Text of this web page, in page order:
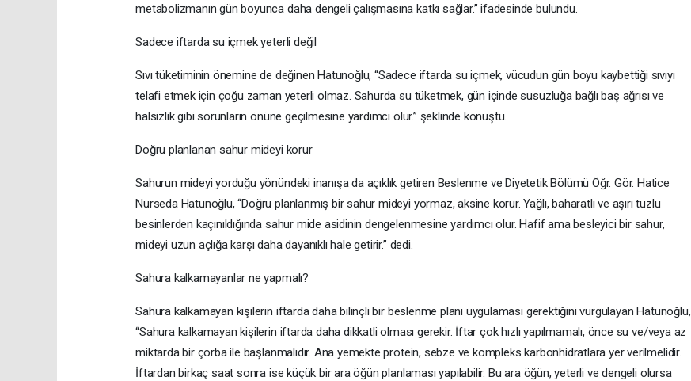
metabolizmanın gün boyunca daha dengeli çalışmasına katkı sağlar.” ifadesinde bulundu.
Sadece iftarda su içmek yeterli değil
Sıvı tüketiminin önemine de değinen Hatunoğlu, “Sadece iftarda su içmek, vücudun gün boyu kaybettiği sıvıyı
telafi etmek için çoğu zaman yeterli olmaz. Sahurda su tüketmek, gün içinde susuzluğa bağlı baş ağrısı ve
halsizlik gibi sorunların önüne geçilmesine yardımcı olur.” şeklinde konuştu.
Doğru planlanan sahur mideyi korur
Sahurun mideyi yorduğu yönündeki inanışa da açıklık getiren Beslenme ve Diyetetik Bölümü Öğr. Gör. Hatice
Nurseda Hatunoğlu, “Doğru planlanmış bir sahur mideyi yormaz, aksine korur. Yağlı, baharatlı ve aşırı tuzlu
besinlerden kaçınıldığında sahur mide asidinin dengelenmesine yardımcı olur. Hafif ama besleyici bir sahur,
mideyi uzun açlığa karşı daha dayanıklı hale getirir.” dedi.
Sahura kalkamayanlar ne yapmalı?
Sahura kalkamayan kişilerin iftarda daha bilinçli bir beslenme planı uygulaması gerektiğini vurgulayan Hatunoğlu,
“Sahura kalkamayan kişilerin iftarda daha dikkatli olması gerekir. İftar çok hızlı yapılmamalı, önce su ve/veya az
miktarda bir çorba ile başlanmalıdır. Ana yemekte protein, sebze ve kompleks karbonhidratlara yer verilmelidir.
İftardan birkaç saat sonra ise küçük bir ara öğün planlaması yapılabilir. Bu ara öğün, yeterli ve dengeli olursa